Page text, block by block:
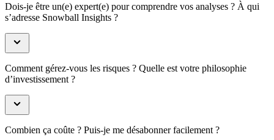
Dois-je être un(e) expert(e) pour comprendre vos analyses ? À qui
s’adresse Snowball Insights ?
Comment gérez-vous les risques ? Quelle est votre philosophie
d’investissement ?
Combien ça coûte ? Puis-je me désabonner facilement ?